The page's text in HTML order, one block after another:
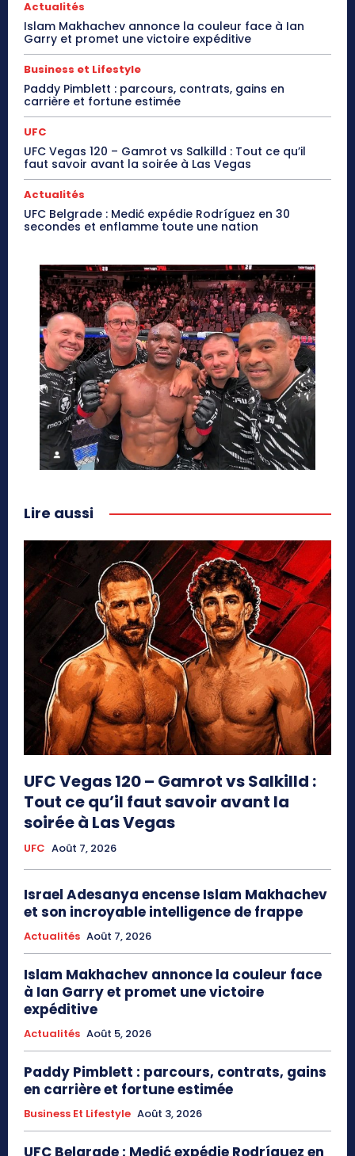
Actualités
Islam Makhachev annonce la couleur face à Ian
Garry et promet une victoire expéditive
Business et Lifestyle
Paddy Pimblett : parcours, contrats, gains en
carrière et fortune estimée
UFC
UFC Vegas 120 – Gamrot vs Salkilld : Tout ce qu’il
faut savoir avant la soirée à Las Vegas
Actualités
UFC Belgrade : Medić expédie Rodríguez en 30
secondes et enflamme toute une nation
Lire aussi
UFC Vegas 120 – Gamrot vs Salkilld :
Tout ce qu’il faut savoir avant la
soirée à Las Vegas
UFC Août 7, 2026
Israel Adesanya encense Islam Makhachev
et son incroyable intelligence de frappe
Actualités Août 7, 2026
Islam Makhachev annonce la couleur face
à Ian Garry et promet une victoire
expéditive
Actualités Août 5, 2026
Paddy Pimblett : parcours, contrats, gains
en carrière et fortune estimée
Business Et Lifestyle Août 3, 2026